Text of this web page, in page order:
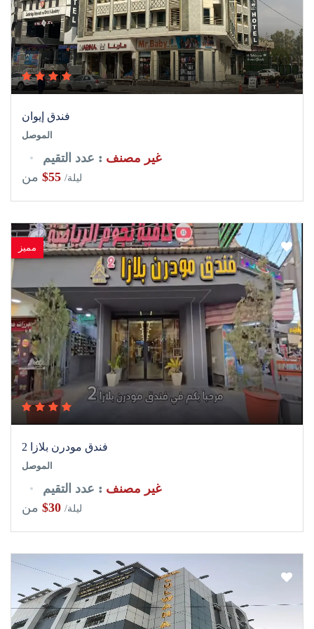
فندق إيوان
الموصل
غير مصنف : عدد التقيم
من $55 /ليلة
مميز
فندق مودرن بلازا 2
الموصل
غير مصنف : عدد التقيم
من $30 /ليلة